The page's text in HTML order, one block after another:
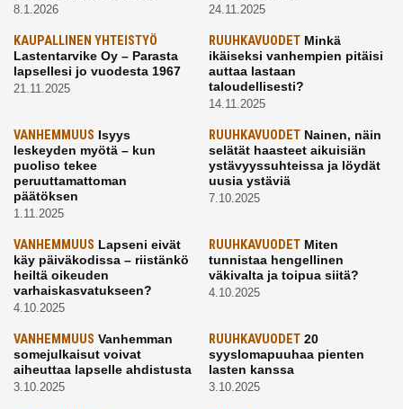
8.1.2026 24.11.2025
KAUPALLINEN YHTEISTYÖ
Lastentarvike Oy – Parasta
lapsellesi jo vuodesta 1967
21.11.2025
RUUHKAVUODETMinkä
ikäiseksi vanhempien pitäisi
auttaa lastaan
taloudellisesti?
14.11.2025
VANHEMMUUS Isyys
leskeyden myötä – kun
puoliso tekee
peruuttamattoman
päätöksen
1.11.2025
RUUHKAVUODETNainen, näin
selätät haasteet aikuisiän
ystävyyssuhteissa ja löydät
uusia ystäviä
7.10.2025
VANHEMMUUS Lapseni eivät
käy päiväkodissa – riistänkö
heiltä oikeuden
varhaiskasvatukseen?
4.10.2025
RUUHKAVUODETMiten
tunnistaa hengellinen
väkivalta ja toipua siitä?
4.10.2025
VANHEMMUUS Vanhemman
somejulkaisut voivat
aiheuttaa lapselle ahdistusta
3.10.2025
RUUHKAVUODET20
syyslomapuuhaa pienten
lasten kanssa
3.10.2025